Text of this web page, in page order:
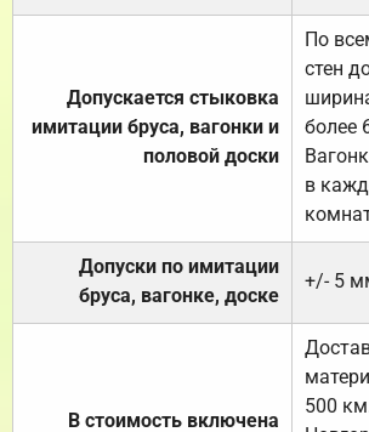
Допускается стыковка
имитации бруса, вагонки и
половой доски
По
стен
более
в
Допуски по имитации
бруса, вагонке, доске
+/- 5
В стоимость включена
500